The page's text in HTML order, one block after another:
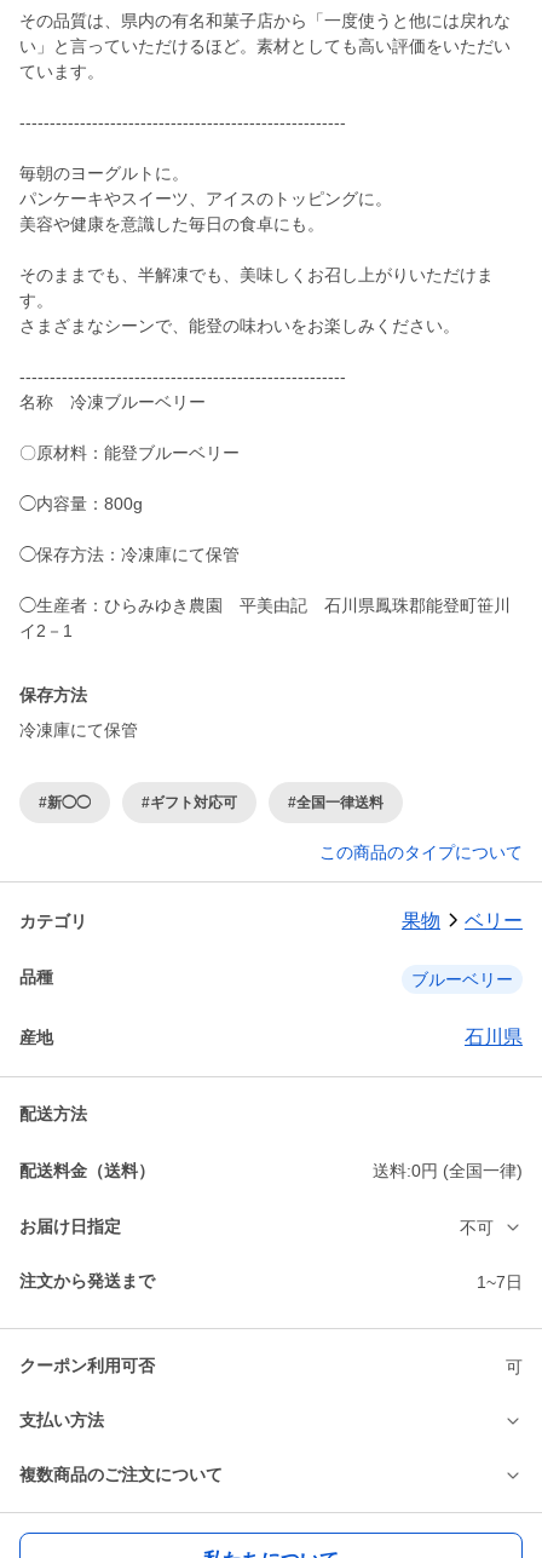
その品質は、県内の有名和菓子店から「一度使うと他には戻れな
い」と言っていただけるほど。素材としても高い評価をいただい
ています。
------------------------------------------------------
毎朝のヨーグルトに。
パンケーキやスイーツ、アイスのトッピングに。
美容や健康を意識した毎日の食卓にも。
そのままでも、半解凍でも、美味しくお召し上がりいただけま
す。
さまざまなシーンで、能登の味わいをお楽しみください。
------------------------------------------------------
名称 冷凍ブルーベリー
〇原材料：能登ブルーベリー
◯内容量：800g
◯保存方法：冷凍庫にて保管
◯生産者：ひらみゆき農園 平美由記 石川県鳳珠郡能登町笹川
保存方法
冷凍庫にて保管
#新◯◯ #ギフト対応可 #全国一律送料
この商品のタイプについて
カテゴリ 果物 ベリー
品種 ブルーベリー
産地 石川県
配送方法
配送料金（送料） 送料:0円 (全国一律)
お届け日指定 不可
注文から発送まで 1~7日
クーポン利用可否 可
支払い方法
複数商品のご注文について